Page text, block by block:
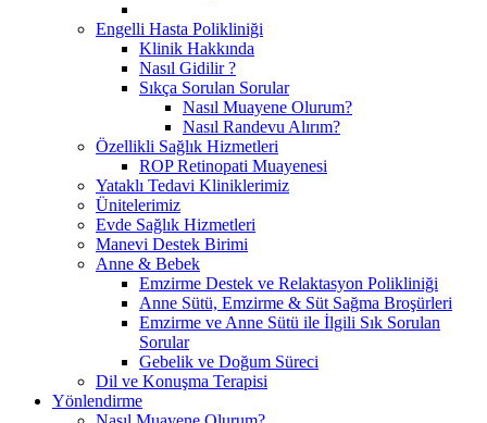
Engelli Hasta Polikliniği
Klinik Hakkında
Nasıl Gidilir ?
Sıkça Sorulan Sorular
Nasıl Muayene Olurum?
Nasıl Randevu Alırım?
Özellikli Sağlık Hizmetleri
ROP Retinopati Muayenesi
Yataklı Tedavi Kliniklerimiz
Ünitelerimiz
Evde Sağlık Hizmetleri
Manevi Destek Birimi
Anne & Bebek
Emzirme Destek ve Relaktasyon Polikliniği
Anne Sütü, Emzirme & Süt Sağma Broşürleri
Emzirme ve Anne Sütü ile İlgili Sık Sorulan
Sorular
Gebelik ve Doğum Süreci
Dil ve Konuşma Terapisi
Yönlendirme